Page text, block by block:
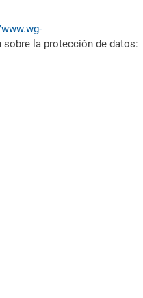
la protección de datos: